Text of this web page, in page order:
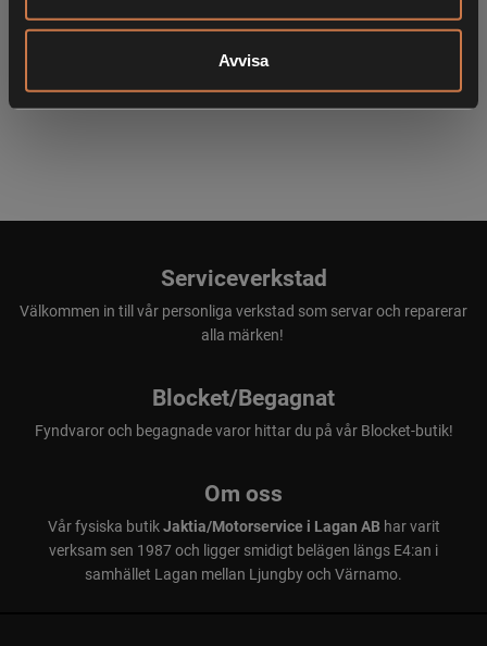
Avvisa
ANDRA HAR OCKSÅ TITTAT PÅ
Serviceverkstad
Välkommen in till vår personliga verkstad som servar och reparerar
alla märken!
Blocket/Begagnat
Fyndvaror och begagnade varor hittar du på vår Blocket-butik!
Om oss
Vår fysiska butikJaktia/Motorservice i Lagan ABhar varit
verksam sen 1987 och ligger smidigt belägen längs E4:an i
samhället Lagan mellan Ljungby och Värnamo.